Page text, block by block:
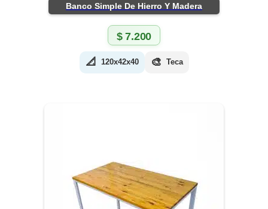
Banco Simple De Hierro Y Madera
$7.200
📐 120x42x40 🎨 Teca